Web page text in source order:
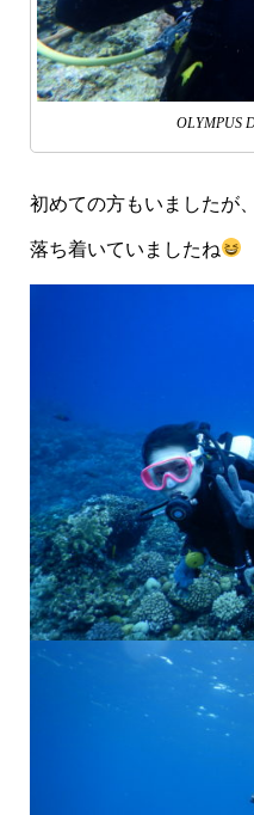
OLYMPUS
初めての方もいましたが
落ち着いていましたね